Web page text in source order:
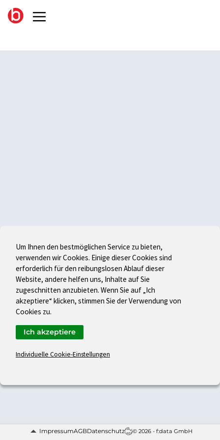
ImpressumAGBDatenschutz © 2026 - f:data GmbH
Um Ihnen den bestmöglichen Service zu bieten,
verwenden wir Cookies. Einige dieser Cookies sind
erforderlich für den reibungslosen Ablauf dieser
Website, andere helfen uns, Inhalte auf Sie
zugeschnitten anzubieten. Wenn Sie auf „Ich
akzeptiere“ klicken, stimmen Sie der Verwendung von
Cookies zu.
Individuelle Cookie-Einstellungen
Ich akzeptiere